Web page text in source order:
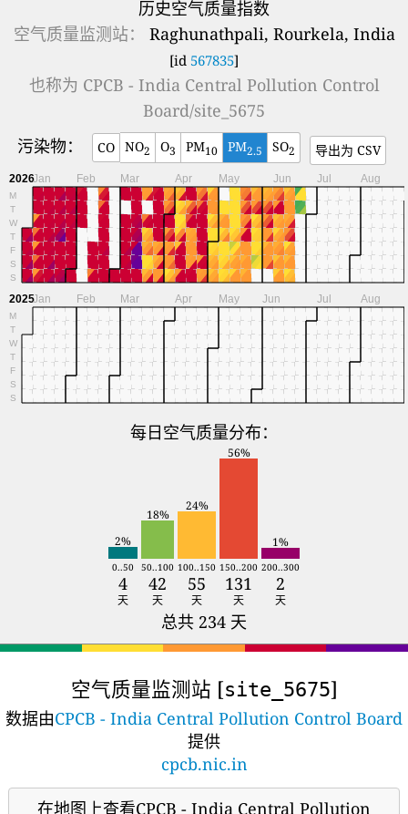
历史空气质量指数
空气质量监测站：
Raghunathpali, Rourkela, India
[id 567835]
也称为 CPCB - India Central Pollution Control
Board/site_5675
污染物：
CO NO2 O3 PM10 PM2.5 SO2 导出为 CSV
2026
M
T
W
T
F
S
S
Jan Feb Mar Apr May Jun Jul Aug
2025
M
T
W
T
F
S
S
Jan Feb Mar Apr May Jun Jul Aug
每日空气质量分布：
2%
18%
24%
56%
1%
0..50 50..100 100..150 150..200 200..300
4 42 55 131 2
天 天 天 天 天
总共 234 天
空气质量监测站 [site_5675]
数据由CPCB - India Central Pollution Control Board
提供
cpcb.nic.in
在地图上查看CPCB - India Central Pollution